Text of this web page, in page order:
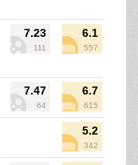
7.23
111
6.1
557
7.47
64
6.7
615
5.2
342